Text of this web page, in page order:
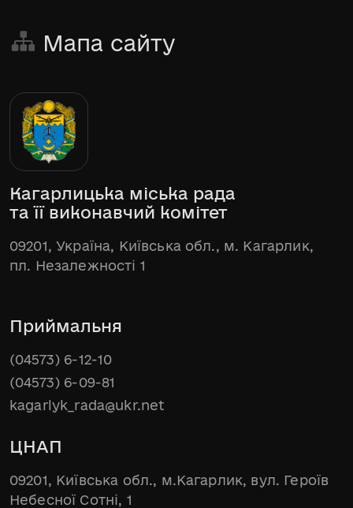
Мапа сайту
Кагарлицька міська рада
та її виконавчий комітет
09201, Україна, Київська обл., м. Кагарлик,
пл. Незалежності 1
Приймальня
(04573) 6-12-10
(04573) 6-09-81
kagarlyk_rada@ukr.net
ЦНАП
09201, Київська обл., м.Кагарлик, вул. Героїв
Небесної Сотні, 1